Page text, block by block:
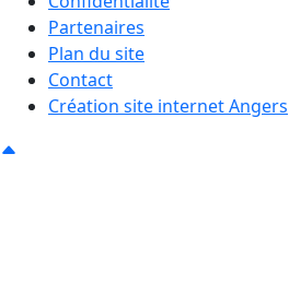
Partenaires
Plan du site
Contact
Création site internet Angers